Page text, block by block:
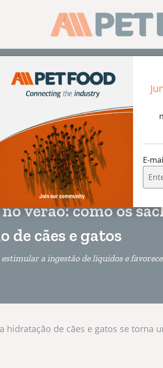
E-
no verão: como os sachês podem
verão: como os
de cães e gatos
a ingestão de líquidos e
hidratação de cães e gatos se torna